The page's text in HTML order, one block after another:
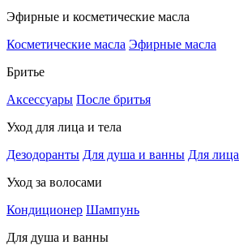
Эфирные и косметические масла
Косметические масла Эфирные масла
Бритье
Аксессуары После бритья
Уход для лица и тела
Дезодоранты Для душа и ванны Для лица
Уход за волосами
Кондиционер Шампунь
Для душа и ванны